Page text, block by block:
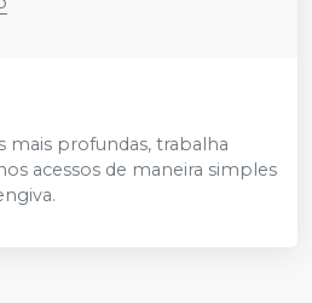
mais profundas, trabalha
acessos de maneira simples